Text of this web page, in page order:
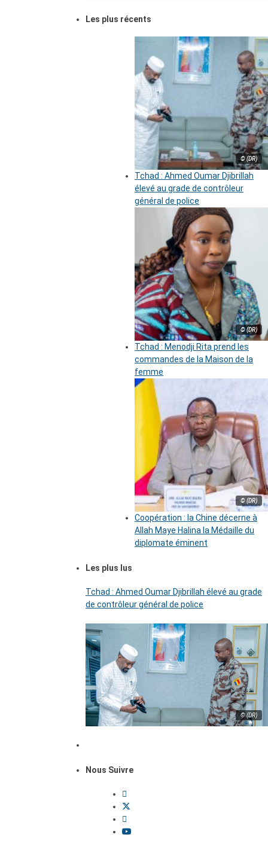
Les plus récents
© (DR)
Tchad : Ahmed Oumar Djibrillah
élevé au grade de contrôleur
général de police
© (DR)
Tchad : Menodji Rita prend les
commandes de la Maison de la
femme
© (DR)
Coopération : la Chine décerne à
Allah Maye Halina la Médaille du
diplomate éminent
Les plus lus
Tchad : Ahmed Oumar Djibrillah élevé au grade
de contrôleur général de police
© (DR)
Nous Suivre